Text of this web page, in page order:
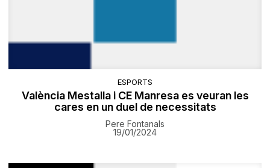
ESPORTS
València Mestalla i CE Manresa es veuran les
cares en un duel de necessitats
Pere Fontanals
19/01/2024